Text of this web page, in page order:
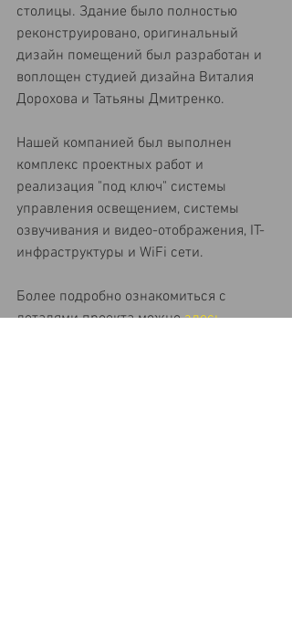
столицы. Здание было полностью
реконструировано, оригинальный
дизайн помещений был разработан и
воплощен студией дизайна Виталия
Дорохова и Татьяны Дмитренко.
Нашей компанией был выполнен
комплекс проектных работ и
реализация "под ключ" системы
управления освещением, системы
озвучивания и видео-отображения, IT-
инфраструктуры и WiFi сети.
Более подробно ознакомиться с
деталями проекта можно здесь.